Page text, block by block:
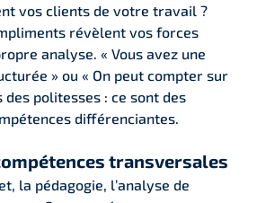
vos clients de votre travail ?
révèlent vos forces
analyse. « Vous avez une
» ou « On peut compter sur
des politesses : ce sont des
différenciantes.
transversales
la pédagogie, l’analyse de